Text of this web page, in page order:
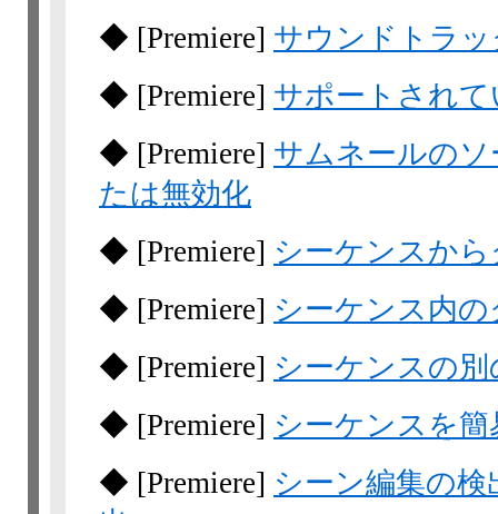
◆ [Premiere] サウンドトラ
◆ [Premiere] サポートされ
◆ [Premiere] サムネールの
たは無効化
◆ [Premiere] シーケンスか
◆ [Premiere] シーケンス内
◆ [Premiere] シーケンスの
◆ [Premiere] シーケンスを簡
◆ [Premiere] シーン編集の